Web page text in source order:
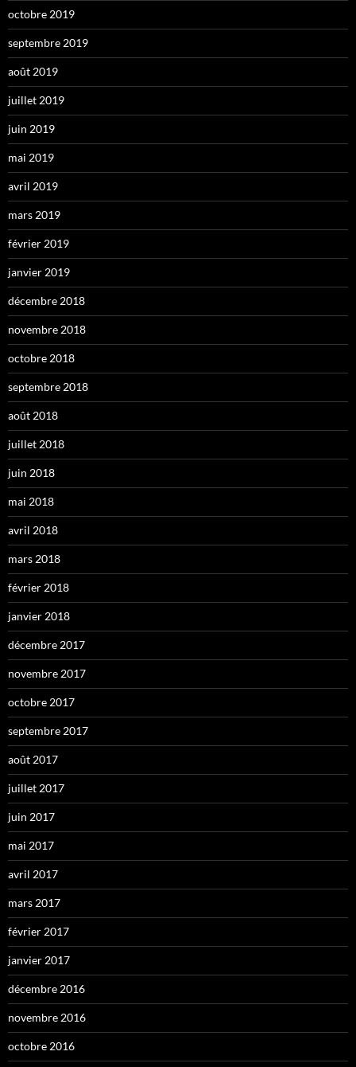
octobre 2019
septembre 2019
août 2019
juillet 2019
juin 2019
mai 2019
avril 2019
mars 2019
février 2019
janvier 2019
décembre 2018
novembre 2018
octobre 2018
septembre 2018
août 2018
juillet 2018
juin 2018
mai 2018
avril 2018
mars 2018
février 2018
janvier 2018
décembre 2017
novembre 2017
octobre 2017
septembre 2017
août 2017
juillet 2017
juin 2017
mai 2017
avril 2017
mars 2017
février 2017
janvier 2017
décembre 2016
novembre 2016
octobre 2016